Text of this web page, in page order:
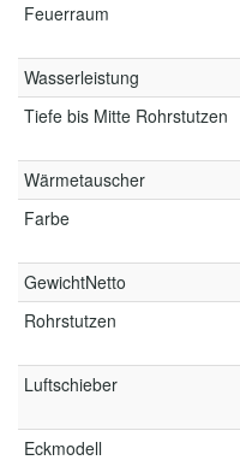
Feuerraum
Wasserleistung
Tiefe bis Mitte Rohrstutzen
Wärmetauscher
Farbe
GewichtNetto
Rohrstutzen
Luftschieber
Eckmodell